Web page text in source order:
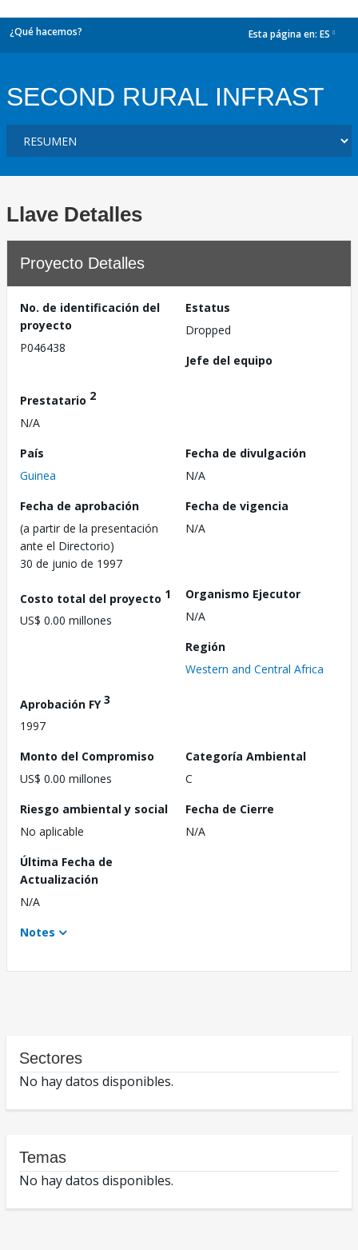
¿Qué hacemos? Esta página en: ES
SECOND RURAL INFRAST
Llave Detalles
Proyecto Detalles
No. de identificación del
proyecto
P046438
Estatus
Dropped
Jefe del equipo
Prestatario 2
N/A
País
Guinea
Fecha de divulgación
N/A
Fecha de aprobación
(a partir de la presentación
ante el Directorio)
30 de junio de 1997
Fecha de vigencia
N/A
Costo total del proyecto 1
US$ 0.00 millones
Organismo Ejecutor
N/A
Región
Western and Central Africa
Aprobación FY3
1997
Monto del Compromiso
US$ 0.00 millones
Categoría Ambiental
C
Riesgo ambiental y social
No aplicable
Fecha de Cierre
N/A
Última Fecha de
Actualización
N/A
Notes
Sectores
No hay datos disponibles.
Temas
No hay datos disponibles.